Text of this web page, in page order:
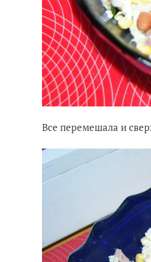
Все перемешала и